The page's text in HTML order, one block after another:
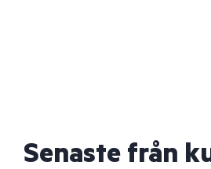
Senaste från